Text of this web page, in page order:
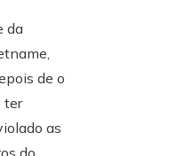
da
de o
ter
as